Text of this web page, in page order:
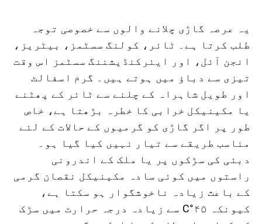
یہ عرصہ گاڑی چلانے والوں سے خصوصی توجہ
طلب کرتا ہے۔ ٹائر، کولنگ سسٹمز، بیٹریز،
انجن آئل، اور ایئرکنڈیشننگ سسٹمز اس وقت
تیزی سے دباؤ میں ہوتے ہیں۔ گرم اسفالٹ
اور طویل شاہراہ کے چلنے سے ٹائر کے پھٹنے
یا مکینیکل خرابی کا خطرہ بڑھتا ہے، خاص
طور پر اگر گاڑی کو گرمیوں کے حالات کے لئے
مناسب طریقے سے تیار نہیں کیا گیا ہو۔
دبئی کی سڑکوں پر یا ملک کے اندرونی
راستوں میں کوئی سادہ مکینیکل نقصان گرمی
کے باعث زیادہ ناخوشگوار ہو سکتا ہے،
کیونکہ ۴۵°C سے زیادہ درجہ حرارت میں سڑک